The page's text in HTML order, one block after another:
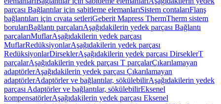
parçası Bağlantılar için sabitleme elemanlarıSistem contalarıFlanş
bağlantıları için cıvata setleriGeberit Mapress ThermTherm sistem
borularıBağlantı parçalarıAşağıdakilerin yedek parçası Bağlantı
parçalarıMuflarAşağıdakilerin yedek parçası
MuflarRedüksiyonlarAşağıdakilerin yedek parçası
RedüksiyonlarDirseklerAşağıdakilerin yedek parçası DirseklerT
parçalarAşağıdakilerin yedek parçası T parçalarÇıkarılamayan
adaptörlerAşağıdakilerin yedek parçası Çıkarılamayan
adaptörlerAdaptörler ve bağlantılar, sökülebilirAşağıdakilerin yedek
parçası Adaptörler ve bağlantılar, sökülebilirEksenel
kompensatörlerAşağıdakilerin yedek parçası Eksenel